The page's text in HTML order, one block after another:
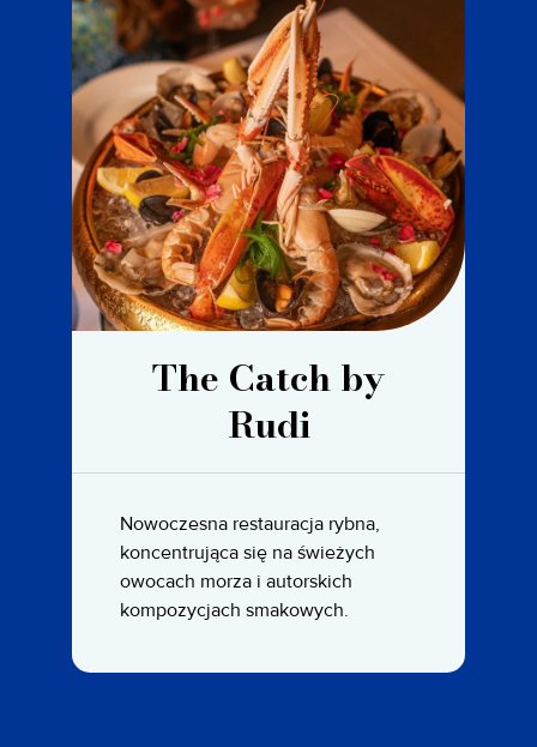
The Catch by
Rudi
Nowoczesna restauracja rybna,
koncentrująca się na świeżych
owocach morza i autorskich
kompozycjach smakowych.